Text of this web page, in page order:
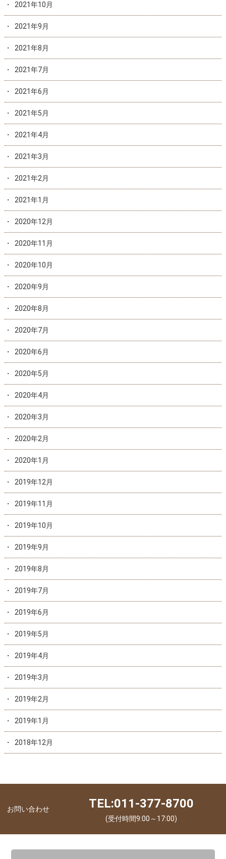
2021年10月
2021年9月
2021年8月
2021年7月
2021年6月
2021年5月
2021年4月
2021年3月
2021年2月
2021年1月
2020年12月
2020年11月
2020年10月
2020年9月
2020年8月
2020年7月
2020年6月
2020年5月
2020年4月
2020年3月
2020年2月
2020年1月
2019年12月
2019年11月
2019年10月
2019年9月
2019年8月
2019年7月
2019年6月
2019年5月
2019年4月
2019年3月
2019年2月
2019年1月
2018年12月
お問い合わせ TEL:011-377-8700
(受付時間9:00～17:00)